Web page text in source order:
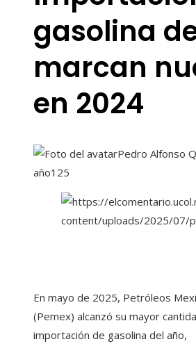
gasolina
marcan
en 2024
Pedro Alfonso
año125
En mayo de 2025, Petróleos
(Pemex) alcanzó su mayor
importación de gasolina del año,